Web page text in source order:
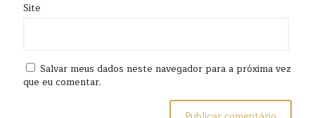
Site
Salvar meus dados neste navegador para a próxima vez
que eu comentar.